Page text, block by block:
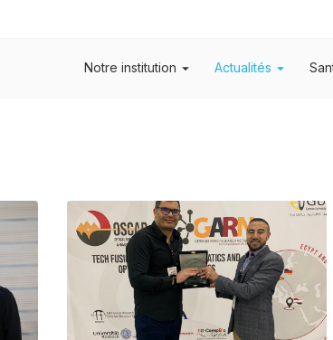
Notre institution Actualités